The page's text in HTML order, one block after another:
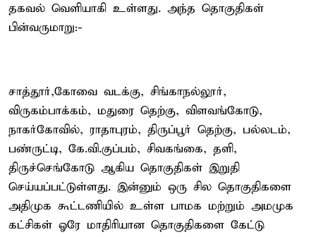
தகவல் வெளியாகி உள்ளது. அந்த தொகுதிகள்
பின்வருமாறு:-
சாத்தூர்,கோவை வடக்கு, சிங்காநல்லூர்,
விருகம்பாக்கம், மதுரை தெற்கு, விளவங்கோடு,
நாகர்கோவில், ராதாபுரம், திருப்பூர் தெற்கு, பல்லடம்,
பண்ருட்டி, கே.வி.குப்பம், சிவகங்கை, தளி,
திருச்செங்கோடு ஆகிய தொகுதிகள் இறுதி
செய்யப்பட்டுள்ளது. இன்னும் ஒரு சில தொகுதிகளை
அதிமுக கூட்டணியில் உள்ள பாமக மற்றும் அமமுக
கட்சிகள் ஓரே மாதிரியான தொகுதிகளை கேட்டு